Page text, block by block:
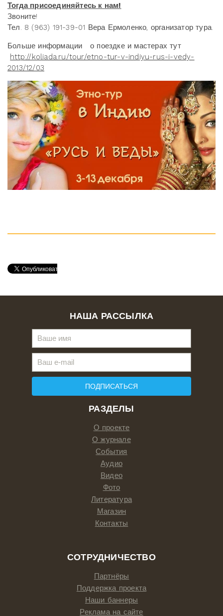
Тогда присоединяйтесь к нам!
Звоните!
Тел. 8 (963) 191-39-01 Вера Ермоленко, организатор тура.
Больше информации о поездке и мастерах тут
http://koliada.ru/tour/etno-tur-v-indiyu-rus-i-vedy-
2013/12/03
РАЗДЕЛЫ
О проекте
О журнале
События
Аудио
Видео
Фото
Литература
Магазин
Контакты
СОТРУДНИЧЕСТВО
Партнёры
Поддержка проекта
Наши баннеры
Реклама на сайте
НАША РАССЫЛКА
ПОДПИСАТЬСЯ